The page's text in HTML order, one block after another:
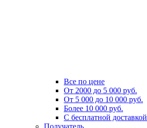
Все по цене
От 2000 до 5 000 руб.
От 5 000 до 10 000 руб.
Более 10 000 руб.
С бесплатной доставкой